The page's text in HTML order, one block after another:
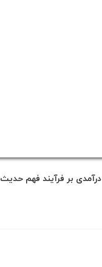
درآمدی بر فرآیند فهم حدیث